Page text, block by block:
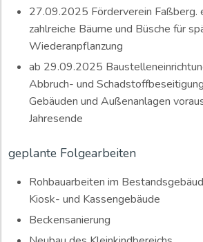
27.09.2025 Förderverein Faßberg.
zahlreiche Bäume und Büsche für
Wiederanpflanzung
ab 29.09.2025
Abbruch- und
Gebäuden und Außenanlagen
Jahresende
geplante Folgearbeiten
Rohbauarbeiten im
Kiosk- und Kassengebäude
Beckensanierung